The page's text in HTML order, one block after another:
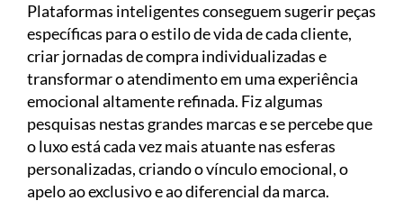
Plataformas inteligentes conseguem sugerir peças
específicas para o estilo de vida de cada cliente,
criar jornadas de compra individualizadas e
transformar o atendimento em uma experiência
emocional altamente refinada. Fiz algumas
pesquisas nestas grandes marcas e se percebe que
o luxo está cada vez mais atuante nas esferas
personalizadas, criando o vínculo emocional, o
apelo ao exclusivo e ao diferencial da marca.